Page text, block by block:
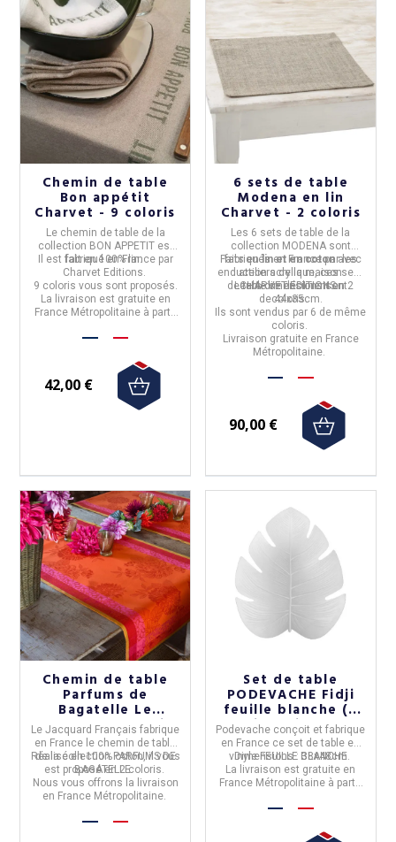
Chemin de table
Bon appétit
Charvet - 9 coloris
Le chemin de table de la
collection BON APPETITest
fait en100% lin.
Il est fabriqué en France par
Charvet Editions.
9 coloris vous sont proposés.
La livraison est gratuite en
France Métropolitaine à partir
42,00 €
6 sets de table
Modena en lin
Charvet - 2 coloris
Les 6 sets de table de la
collection MODENAsont
fabriqués en Francepar les
ateliers de la maison
CHARVET EDITIONS.
Faits enlin et en cotonavec
enduction acrylique, ces sets
de table se déclinent en 2
coloris.
Leurs dimensions sont
de44x35cm.
Ils sont vendus par 6 de même
coloris.
Livraison gratuite en France
Métropolitaine.
90,00 €
Chemin de table
Parfums de
Bagatelle Le
Jacquard Français
Le Jacquard Françaisfabrique
en France le chemin de table
de la collectionPARFUMS DE
BAGATELLE.
Réalisé en 100% coton, il vous
est proposé en 2 coloris.
Nous vous offrons la livraison
en France Métropolitaine.
Set de table
PODEVACHE Fidji
feuille blanche (8
disponibles)
Podevache conçoit et fabrique
en France ce set de table en
vinyle FEUILLE BLANCHE.
Dimensions : 38x48cm
La livraison est gratuite en
France Métropolitaine à partir